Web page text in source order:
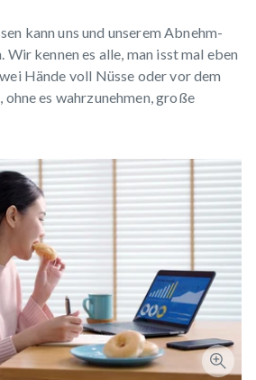
kann uns und unserem Abnehm-
kennen es alle, man isst mal eben
Hände voll Nüsse oder vor dem
es wahrzunehmen, große